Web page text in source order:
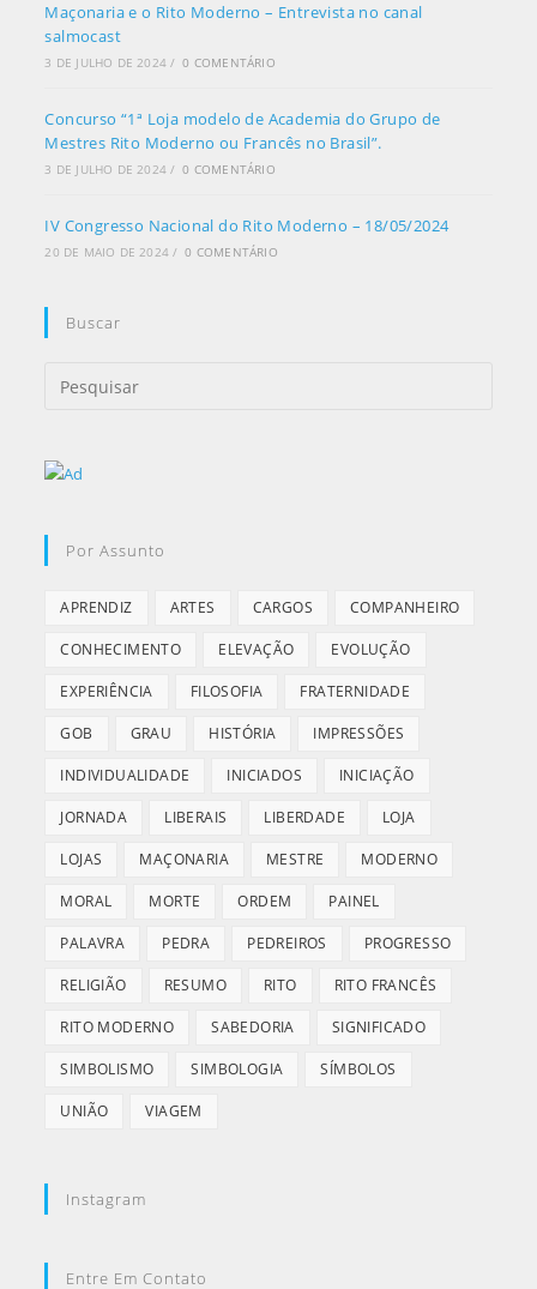
Maçonaria e o Rito Moderno – Entrevista no canal
salmocast
3 DE JULHO DE 2024 / 0 COMENTÁRIO
Concurso “1ª Loja modelo de Academia do Grupo de
Mestres Rito Moderno ou Francês no Brasil”.
3 DE JULHO DE 2024 / 0 COMENTÁRIO
IV Congresso Nacional do Rito Moderno – 18/05/2024
20 DE MAIO DE 2024 / 0 COMENTÁRIO
Buscar
Por Assunto
APRENDIZ ARTES CARGOS COMPANHEIRO
CONHECIMENTO ELEVAÇÃO EVOLUÇÃO
EXPERIÊNCIA FILOSOFIA FRATERNIDADE
GOB GRAU HISTÓRIA IMPRESSÕES
INDIVIDUALIDADE INICIADOS INICIAÇÃO
JORNADA LIBERAIS LIBERDADE LOJA
LOJAS MAÇONARIA MESTRE MODERNO
MORAL MORTE ORDEM PAINEL
PALAVRA PEDRA PEDREIROS PROGRESSO
RELIGIÃO RESUMO RITO RITO FRANCÊS
RITO MODERNO SABEDORIA SIGNIFICADO
SIMBOLISMO SIMBOLOGIA SÍMBOLOS
UNIÃO VIAGEM
Instagram
Entre Em Contato